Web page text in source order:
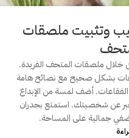
وتثبيت ملصقات
ملصقات المتحف الفريدة.
بشكل صحيح مع نصائح هامة
أضف لمسة من الإبداع
عن شخصيتك. استمتع بجدران
جمالية على المساحة.